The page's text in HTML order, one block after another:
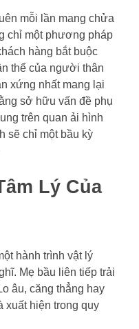
mỗi lần mang chửa
chỉ một phương pháp
hàng bắt buộc
thể của người thân
xứng nhất mang lại
sở hữu vấn đề phụ
trên quan ải hình
sẽ chỉ một bầu kỳ
Lý Của
hành trình vật lý
Mẹ bầu liên tiếp trải
âu, căng thẳng hay
xuất hiện trong quy